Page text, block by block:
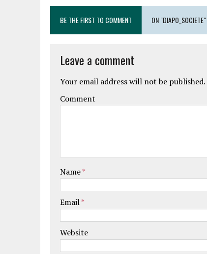
BE THE FIRST TO COMMENT ON "DIAPO_SOCIETE"
Leave a comment
Your email address will not be published.
Comment
Name*
Email*
Website